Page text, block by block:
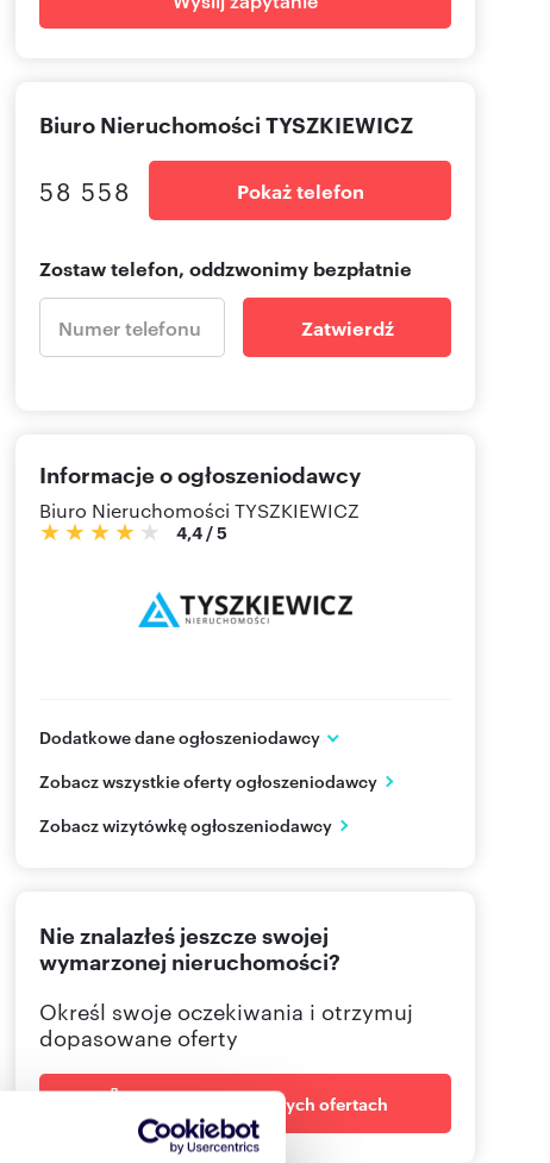
Biuro Nieruchomości TYSZKIEWICZ
58 558 Pokaż telefon
Zostaw telefon, oddzwonimy bezpłatnie
Zatwierdź
Informacje o ogłoszeniodawcy
Biuro Nieruchomości TYSZKIEWICZ
4,4 /5
Dodatkowe dane ogłoszeniodawcy
Gdańsk
PL
Zobacz wszystkie oferty ogłoszeniodawcy
Zobacz wizytówkę ogłoszeniodawcy
Nie znalazłeś jeszcze swojej
wymarzonej nieruchomości?
Określ swoje oczekiwania i otrzymuj
dopasowane oferty
Powiadom o nowych ofertach